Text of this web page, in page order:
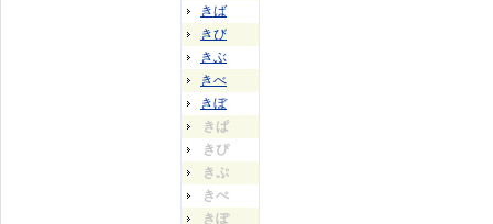
きば
きび
きぶ
きべ
きぼ
きぱ
きぴ
きぷ
きぺ
きぽ